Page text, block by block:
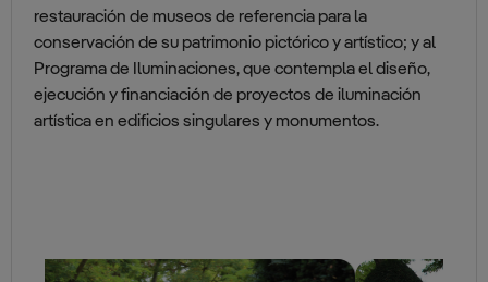
restauración de museos de referencia para la
conservación de su patrimonio pictórico y artístico; y al
Programa de Iluminaciones, que contempla el diseño,
ejecución y financiación de proyectos de iluminación
artística en edificios singulares y monumentos.